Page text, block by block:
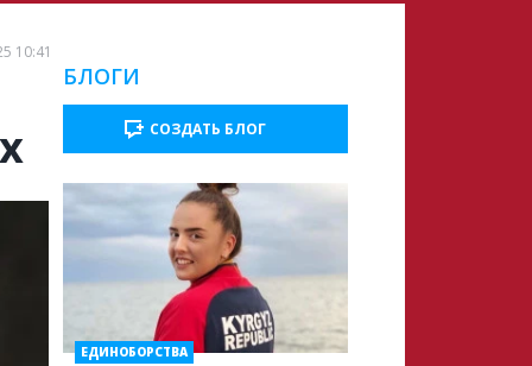
10:41
БЛОГИ
СОЗДАТЬ БЛОГ
ЕДИНОБОРСТВА